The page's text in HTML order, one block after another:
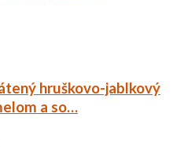
hruškovo-jablkový
a so…